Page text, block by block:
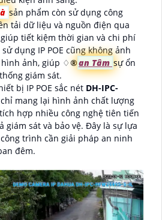
sản phẩm còn sử dụng công
tải dữ liệu và nguồn điện qua
tiết kiệm thời gian và chi phí
dụng IP POE cũng không ảnh
ảnh, giúp ♢ ®️an Tâm sự ổn
giám sát.
bị IP POE sắc nét DH-IPC-
mang lại hình ảnh chất lượng
hợp nhiều công nghệ tiên tiến
giám sát và bảo vệ. Đây là sự lựa
trình cần giải pháp an ninh
đêm.